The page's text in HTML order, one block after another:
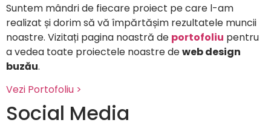
Suntem mândri de fiecare proiect pe care l-am
realizat și dorim să vă împărtășim rezultatele muncii
noastre. Vizitați pagina noastră de portofoliu pentru
a vedea toate proiectele noastre deweb design
buzău.
Vezi Portofoliu >
Social Media